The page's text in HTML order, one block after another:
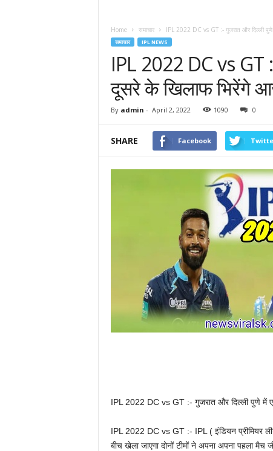
Home समाचार IPL 2022 DC vs GT :- गुजरात और दिल्ली
समाचार IPL NEWS
IPL 2022 DC vs GT
दूसरे के खिलाफ भिरेंगे
By admin - April 2, 2022 1090 0
SHARE Facebook
IPL 2022 DC vs GT :- गुजरात और दिल्ली पुणे में
IPL 2022 DC vs GT :- IPL ( इंडियन प्रीमियर
बीच खेला जाएगा दोनों टीमों ने अपना अपना पहला